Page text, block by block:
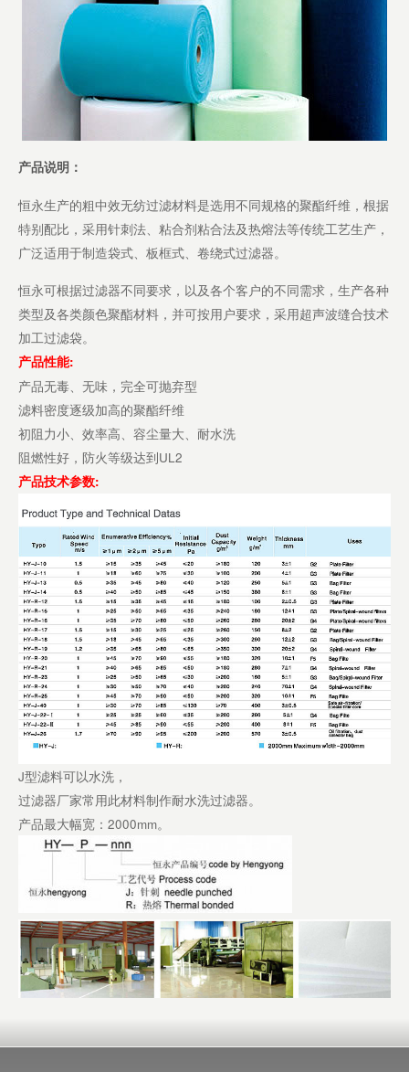
产品说明：
恒永生产的粗中效无纺过滤材料是选用不同规格的聚酯纤维，根据
特别配比，采用针刺法、粘合剂粘合法及热熔法等传统工艺生产，
广泛适用于制造袋式、板框式、卷绕式过滤器。
恒永可根据过滤器不同要求，以及各个客户的不同需求，生产各种
类型及各类颜色聚酯材料，并可按用户要求，采用超声波缝合技术
加工过滤袋。
产品性能:
产品无毒、无味，完全可抛弃型
滤料密度逐级加高的聚酯纤维
初阻力小、效率高、容尘量大、耐水洗
阻燃性好，防火等级达到UL2
产品技术参数:
J型滤料可以水洗，
过滤器厂家常用此材料制作耐水洗过滤器。
产品最大幅宽：2000mm。